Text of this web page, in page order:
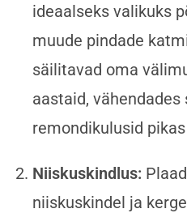
ideaalseks valikuks
muude pindade
säilitavad oma
aastaid, vähendades
remondikulusid
Niiskuskindlus:
niiskuskindel ja